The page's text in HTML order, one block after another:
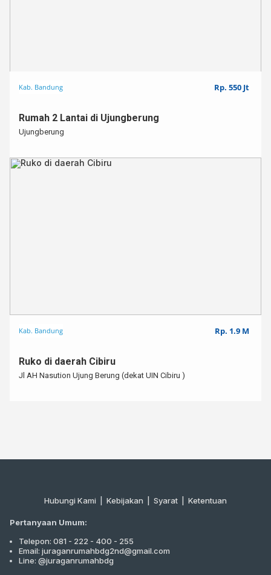
Kab. Bandung Rp. 550 Jt
Rumah 2 Lantai di Ujungberung
Ujungberung
Kab. Bandung Rp. 1.9 M
Ruko di daerah Cibiru
Jl AH Nasution Ujung Berung (dekat UIN Cibiru )
Hubungi Kami Kebijakan | Syarat Ketentuan
Pertanyaan Umum:
Telepon: 081 - 222 - 400 - 255
Email: juraganrumahbdg2nd@gmail.com
Line: @juraganrumahbdg